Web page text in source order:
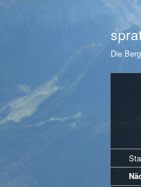
Die